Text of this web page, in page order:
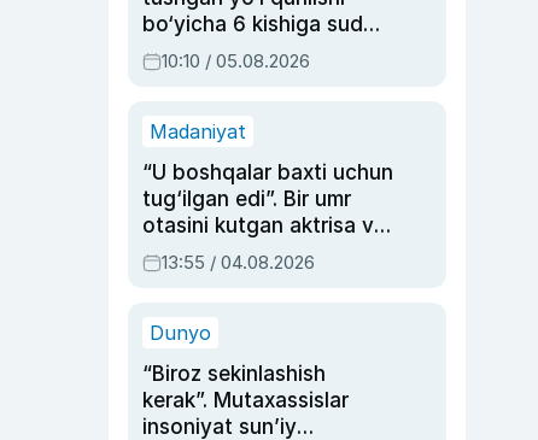
bo‘yicha 6 kishiga sud
hukmi o‘qildi
10:10 / 05.08.2026
Madaniyat
“U boshqalar baxti uchun
tug‘ilgan edi”. Bir umr
otasini kutgan aktrisa va
dublyaj ustasi Rimma
Ahmedovaning
13:55 / 04.08.2026
Dunyo
“Biroz sekinlashish
kerak”. Mutaxassislar
insoniyat sun’iy